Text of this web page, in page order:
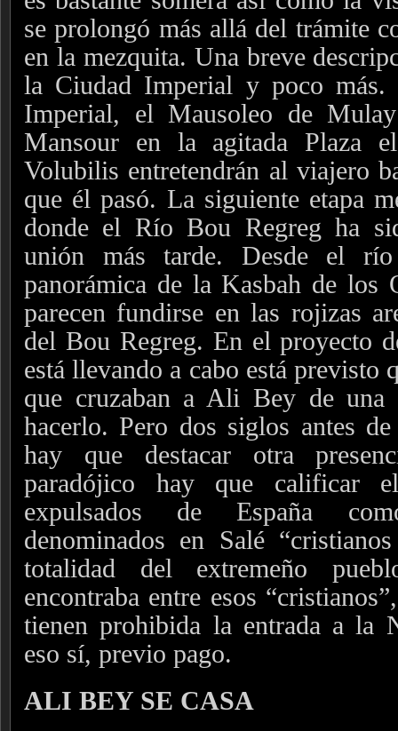
se prolongó más allá del trámite
en la mezquita. Una breve
la Ciudad Imperial y poco
Imperial, el Mausoleo de
Mansour en la agitada Plaza
Volubilis entretendrán al viajero
que él pasó. La siguiente etapa
donde el Río Bou Regreg ha
unión más tarde. Desde el
panorámica de la Kasbah de los
parecen fundirse en las rojizas
del Bou Regreg. En el proyecto
está llevando a cabo está previsto
que cruzaban a Ali Bey de
hacerlo. Pero dos siglos antes
hay que destacar otra
paradójico hay que calificar
expulsados de España
denominados en Salé
totalidad del extremeño
encontraba entre esos
tienen prohibida la entrada a la
eso sí, previo pago.
ALI BEY SE CASA